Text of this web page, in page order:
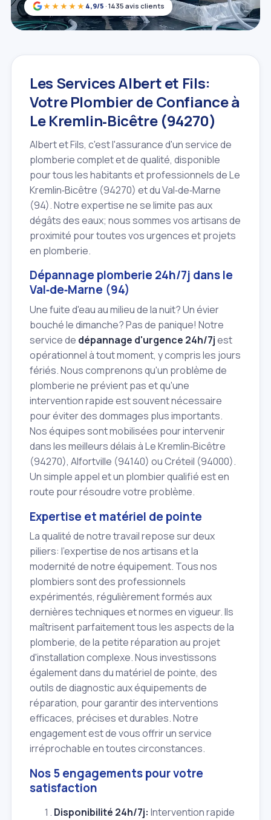
★★★★★ 4,9/5 · 1435 avis clients
Les Services Albert et Fils:
Votre Plombier de Confiance à
Le Kremlin‑Bicêtre (94270)
Albert et Fils, c'est l'assurance d'un service de
plomberie complet et de qualité, disponible
pour tous les habitants et professionnels de Le
Kremlin‑Bicêtre (94270) et du Val‑de‑Marne
(94). Notre expertise ne se limite pas aux
dégâts des eaux; nous sommes vos artisans de
proximité pour toutes vos urgences et projets
en plomberie.
Dépannage plomberie 24h/7j dans le
Val‑de‑Marne (94)
Une fuite d'eau au milieu de la nuit? Un évier
bouché le dimanche? Pas de panique! Notre
service de dépannage d'urgence 24h/7jest
opérationnel à tout moment, y compris les jours
fériés. Nous comprenons qu'un problème de
plomberie ne prévient pas et qu'une
intervention rapide est souvent nécessaire
pour éviter des dommages plus importants.
Nos équipes sont mobilisées pour intervenir
dans les meilleurs délais à Le Kremlin‑Bicêtre
(94270), Alfortville (94140) ou Créteil (94000).
Un simple appel et un plombier qualifié est en
route pour résoudre votre problème.
Expertise et matériel de pointe
La qualité de notre travail repose sur deux
piliers: l'expertise de nos artisans et la
modernité de notre équipement. Tous nos
plombiers sont des professionnels
expérimentés, régulièrement formés aux
dernières techniques et normes en vigueur. Ils
maîtrisent parfaitement tous les aspects de la
plomberie, de la petite réparation au projet
d'installation complexe. Nous investissons
également dans du matériel de pointe, des
outils de diagnostic aux équipements de
réparation, pour garantir des interventions
efficaces, précises et durables. Notre
engagement est de vous offrir un service
irréprochable en toutes circonstances.
Nos 5 engagements pour votre
satisfaction
Disponibilité 24h/7j: Intervention rapide